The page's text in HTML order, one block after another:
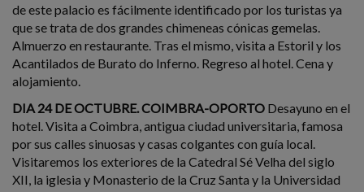
de este palacio es fácilmente identificado por los turistas ya
que se trata de dos grandes chimeneas cónicas gemelas.
Almuerzo en restaurante. Tras el mismo, visita a Estoril y los
Acantilados de Burato do Inferno. Regreso al hotel. Cena y
alojamiento.
DIA 24 DE OCTUBRE. COIMBRA-OPORTO Desayuno en el
hotel. Visita a Coimbra, antigua ciudad universitaria, famosa
por sus calles sinuosas y casas colgantes con guía local.
Visitaremos los exteriores de la Catedral Sé Velha del siglo
XII, la iglesia y Monasterio de la Cruz Santa y la Universidad